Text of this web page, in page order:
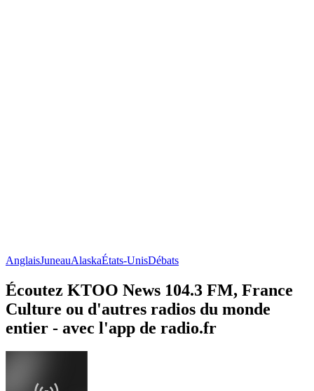
AnglaisJuneauAlaskaÉtats-UnisDébats
Écoutez KTOO News 104.3 FM, France
Culture ou d'autres radios du monde
entier - avec l'app de radio.fr